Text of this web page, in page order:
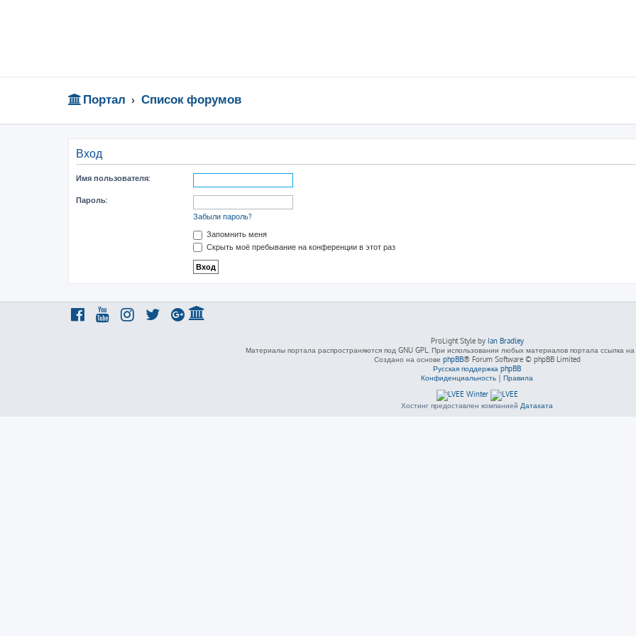
Портал Список форумов
Вход
Имя пользователя:
Пароль:
Забыли пароль?
Запомнить меня
Скрыть моё пребывание на конференции в этот раз
ProLight Style by Ian Bradley
Материалы портала распространяются под GNU GPL. При использовании любых материалов портала ссылка на
Создано на основе phpBB® Forum Software © phpBB Limited
Русская поддержка phpBB
Конфиденциальность | Правила
Хостинг предоставлен компанией Датахата